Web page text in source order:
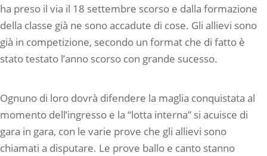
ha preso il via il 18 settembre scorso e dalla formazione
della classe già ne sono accadute di cose. Gli allievi sono
già in competizione, secondo un format che di fatto è
stato testato l’anno scorso con grande sucesso.
Ognuno di loro dovrà difendere la maglia conquistata al
momento dell’ingresso e la “lotta interna” si acuisce di
gara in gara, con le varie prove che gli allievi sono
chiamati a disputare. Le prove ballo e canto stanno